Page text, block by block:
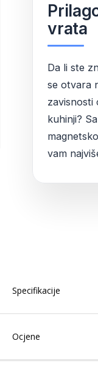
vrata
Da li ste
se otvara
zavisnosti
kuhinji?
vam
Specifikacije
Ocjene